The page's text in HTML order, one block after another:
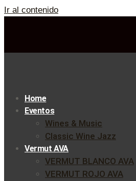
Ir al contenido
Home
Eventos
Wines & Music
Classic Wine Jazz
Vermut AVA
VERMUT BLANCO AVA
VERMUT ROJO AVA